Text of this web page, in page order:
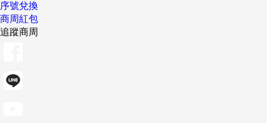
序號兌換
商周紅包
追蹤商周